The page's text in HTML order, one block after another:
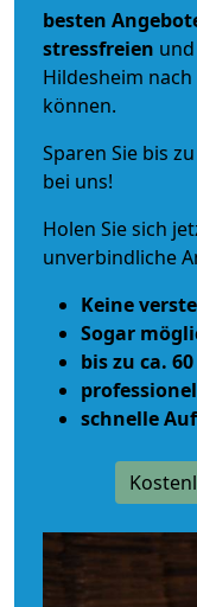
besten
stressfreien und
Hildesheim
können.
Sparen Sie bis
bei uns!
Holen Sie sich
unverbindliche
Keine
Sogar
bis zu ca.
schnelle